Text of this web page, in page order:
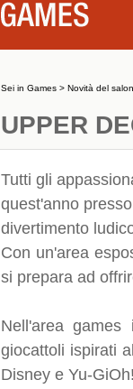
Sei in Games > Novità del
UPPER
Tutti gli
quest'anno
divertimento
Con un'area
si prepara ad
Nell'area
giocattoli ispirati
Disney e Yu-